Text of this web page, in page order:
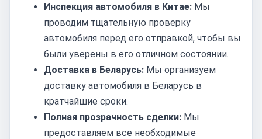
Инспекция автомобиля в Китае: Мы
проводим тщательную проверку
автомобиля перед его отправкой, чтобы вы
были уверены в его отличном состоянии.
Доставка в Беларусь: Мы организуем
доставку автомобиля в Беларусь в
кратчайшие сроки.
Полная прозрачность сделки: Мы
предоставляем все необходимые